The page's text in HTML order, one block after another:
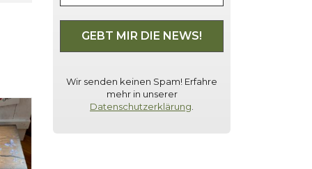
Wir senden keinen Spam! Erfahre
mehr in unserer
Datenschutzerklärung